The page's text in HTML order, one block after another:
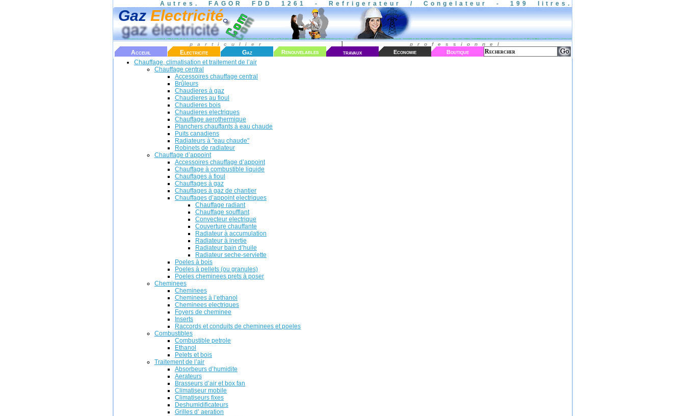
Autres. FAGOR FDD 1261 - Refrigerateur / Congelateur - 199 litres.
GazElectricité
particulier professionnel
Acceuil Electricite Gaz Renouvelables travaux Economie Boutique
Chauffage, climatisation et traitement de l’air
Chauffage central
Accessoires chauffage central
Brûleurs
Chaudieres à gaz
Chaudieres au fioul
Chaudieres bois
Chaudieres electriques
Chauffage aerothermique
Planchers chauffants à eau chaude
Puits canadiens
Radiateurs à "eau chaude"
Robinets de radiateur
Chauffage d’appoint
Accessoires chauffage d’appoint
Chauffage à combustible liquide
Chauffages à fioul
Chauffages à gaz
Chauffages à gaz de chantier
Chauffages d’appoint electriques
Chauffage radiant
Chauffage soufflant
Convecteur electrique
Couverture chauffante
Radiateur à accumulation
Radiateur à inertie
Radiateur bain d’huile
Radiateur seche-serviette
Poeles à bois
Poeles à pellets (ou granules)
Poeles cheminees prets à poser
Cheminees
Cheminees
Cheminees à l’ethanol
Cheminees electriques
Foyers de cheminee
Inserts
Raccords et conduits de cheminees et poeles
Combustibles
Combustible petrole
Ethanol
Pelets et bois
Traitement de l’air
Absorbeurs d’humidite
Aerateurs
Brasseurs d’air et box fan
Climatiseur mobile
Climatiseurs fixes
Deshumidificateurs
Grilles d’ aeration